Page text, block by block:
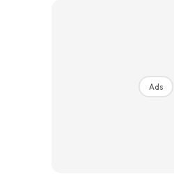
Ads